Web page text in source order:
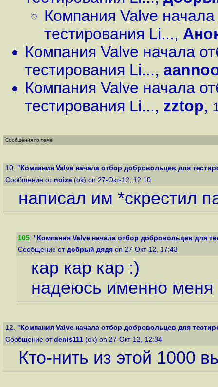
Компания Valve
тестирования Li...,
Компания Valve начала
тестирования Li...,
Компания Valve начала
тестирования Li..., zztop,
Сообщения по теме
10. "Компания Valve начала отбор добровольцев для
Сообщение от noize (ok) on 27-Окт-12, 12:10
написал им *скрестил
105. "Компания Valve начала отбор добровольцев для
Сообщение от добрый дядя on 27-Окт-12, 17:43
кар кар кар :)
надеюсь именно меня
12. "Компания Valve начала отбор добровольцев для
Сообщение от denis111 (ok) on 27-Окт-12, 12:34
Кто-нить из этой 1000